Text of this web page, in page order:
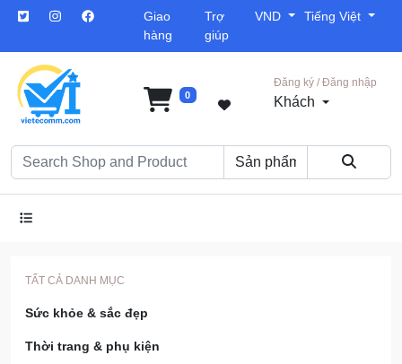
Giao
hàng
Trợ
giúp
VND Tiếng Việt
0
Đăng ký / Đăng nhập
Khách
TẤT CẢ DANH MỤC
Sức khỏe & sắc đẹp
Thời trang & phụ kiện